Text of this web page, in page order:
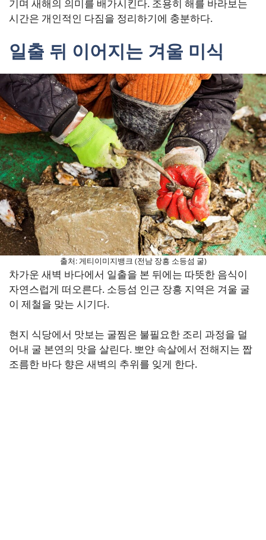
기며 새해의 의미를 배가시킨다. 조용히 해를 바라보는
시간은 개인적인 다짐을 정리하기에 충분하다.
일출 뒤 이어지는 겨울 미식
출처: 게티이미지뱅크 (전남 장흥 소등섬 굴)
차가운 새벽 바다에서 일출을 본 뒤에는 따뜻한 음식이
자연스럽게 떠오른다. 소등섬 인근 장흥 지역은 겨울 굴
이 제철을 맞는 시기다.
현지 식당에서 맛보는 굴찜은 불필요한 조리 과정을 덜
어내 굴 본연의 맛을 살린다. 뽀얀 속살에서 전해지는 짭
조름한 바다 향은 새벽의 추위를 잊게 한다.